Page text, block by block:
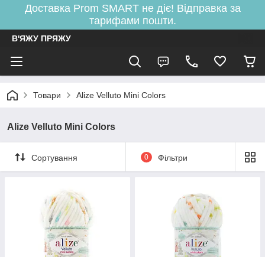
Доставка Prom SMART не діє! Відправка за
тарифами пошти.
В'ЯЖУ ПРЯЖУ
Товари Alize Velluto Mini Colors
Alize Velluto Mini Colors
Сортування 0 Фільтри